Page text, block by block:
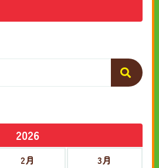
2026
2月
3月